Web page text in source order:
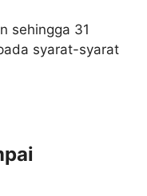
sehingga 31
syarat-syarat